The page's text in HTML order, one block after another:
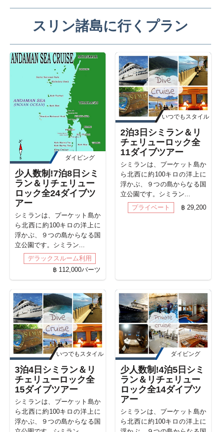
スリン諸島に行くプラン
ダイビング
少人数制!7泊8日シミ
ラン＆リチェリュー
ロック全24ダイブツ
アー
シミランは、プーケット島か
ら北西に約100キロの洋上に
浮かぶ、９つの島からなる国
立公園です。シミラン...
デラックスルーム利用
฿ 112,000バーツ
いつでもスタイル
2泊3日シミラン＆リ
チェリューロック全
11ダイブツアー
シミランは、プーケット島か
ら北西に約100キロの洋上に
浮かぶ、９つの島からなる国
立公園です。シミラン...
プライベート
฿ 29,200
いつでもスタイル
3泊4日シミラン＆リ
チェリューロック全
15ダイブツアー
シミランは、プーケット島か
ら北西に約100キロの洋上に
浮かぶ、９つの島からなる国
ダイビング
少人数制!4泊5日シミ
ラン＆リチェリュー
ロック全14ダイブツ
アー
シミランは、プーケット島か
ら北西に約100キロの洋上に